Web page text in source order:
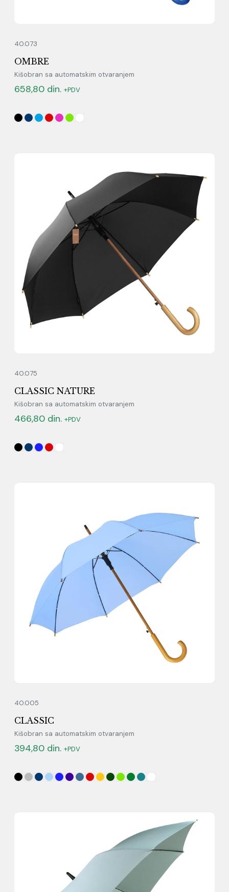
40.073
OMBRE
Kišobran sa automatskim otvaranjem
658,80 din. +PDV
40.075
CLASSIC NATURE
Kišobran sa automatskim otvaranjem
466,80 din. +PDV
40.005
CLASSIC
Kišobran sa automatskim otvaranjem
394,80 din. +PDV